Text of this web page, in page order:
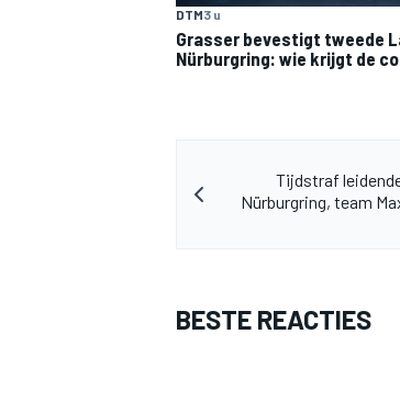
DTM3 u
Grasser bevestigt tweede
Nürburgring: wie krijgt de
Tijdstraf
Nürburgring, team
BESTE REACTIES